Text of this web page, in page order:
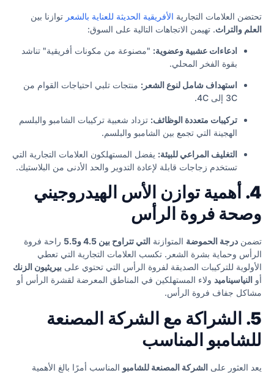
تحتضن العلامات التجارية الأفريقية الحديثة للعناية بالشعر توازنا بين
العلم والتراث. تهيمن الاتجاهات التالية على السوق:
ادعاءات عشبية وعضوية: "مصنوعة من مكونات أفريقية" تناشد
بقوة الفخر المحلي.
استهداف شامل لنوع الشعر: منتجات تلبي احتياجات القوام من
3C إلى 4C.
تركيبات متعددة الوظائف: تزداد شعبية تركيبات الشامبو والبلسم
الهجينة التي تجمع بين الشامبو والبلسم.
التغليف المراعي للبيئة: يفضل المستهلكون العلامات التجارية التي
تستخدم زجاجات قابلة لإعادة التدوير والحد الأدنى من البلاستيك.
4. أهمية توازن الأس الهيدروجيني
وصحة فروة الرأس
تضمن درجة الحموضة المتوازنة التي تتراوح بين 4.5 و5.5
راحة فروة
الرأس وحماية بشرة الشعر. تكسب العلامات التجارية التي تعطي
الأولوية للتركيبات الصديقة لفروة الرأس التي تحتوي على بيريثيون الزنك
أو النياسيناميد ولاء المستهلكين في المناطق المعرضة لقشرة الرأس أو
مشاكل جفاف فروة الرأس.
5. الشراكة مع الشركة المصنعة
للشامبو المناسب
يعد العثور على الشركة المصنعة للشامبو المناسب أمرًا بالغ الأهمية